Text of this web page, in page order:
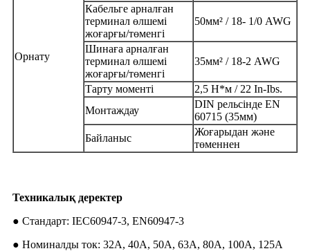
Орнату
Кабельге арналған
терминал өлшемі
жоғарғы/төменгі
50мм² / 18- 1/0 AWG
Шинаға арналған
терминал өлшемі
жоғарғы/төменгі
35мм² / 18-2 AWG
Тарту моменті
2,5 Н*м / 22 In-Ibs.
Монтаждау
DIN рельсінде EN
60715 (35мм)
Байланыс
Жоғарыдан және
төменнен
Техникалық деректер
● Стандарт: IEC60947-3, EN60947-3
● Номиналды ток: 32A, 40A, 50A, 63A, 80A, 100A, 125A